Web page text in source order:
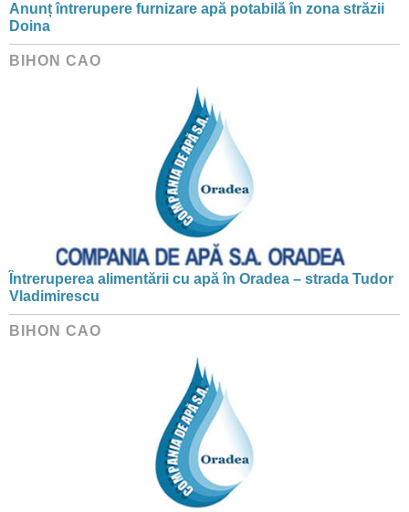
Anunț întrerupere furnizare apă potabilă în zona străzii
Doina
BIHON CAO
Întreruperea alimentării cu apă în Oradea – strada Tudor
Vladimirescu
BIHON CAO